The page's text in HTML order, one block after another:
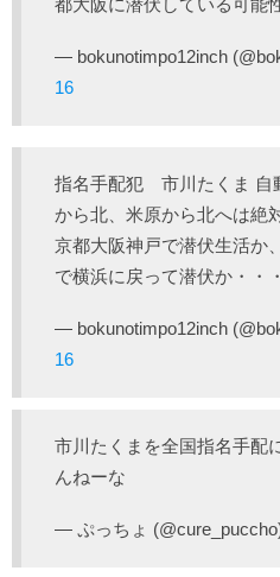
— bokunotimpo12inch
16
指名手配犯 市川たくま 自
から北、米原から北へは絶
京都大阪神戸で潜伏生活か
で横浜に戻って潜伏か・・・
— bokunotimpo12inch
16
市川たくまを全国指名手配
んねーな
— ぷっちょ